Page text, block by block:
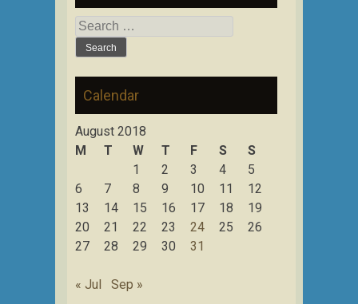
Search
for:
Calendar
August 2018
M
T W T F S
S
1
2 3 4
5
6
7 8 9 10 11
12
13
14 15 16 17 18
19
20
21 22 23 24 25
26
27
28 29 30 31
« Jul Sep »